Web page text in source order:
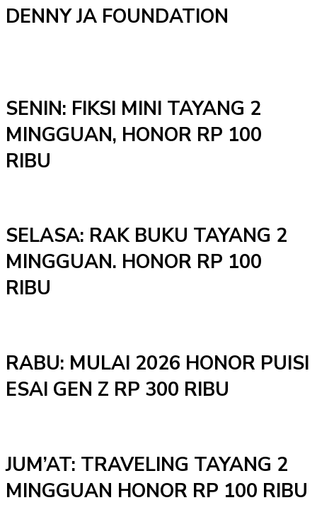
DENNY JA FOUNDATION
SENIN: FIKSI MINI TAYANG 2
MINGGUAN, HONOR RP 100
RIBU
SELASA: RAK BUKU TAYANG 2
MINGGUAN. HONOR RP 100
RIBU
RABU: MULAI 2026 HONOR PUISI
ESAI GEN Z RP 300 RIBU
JUM’AT: TRAVELING TAYANG 2
MINGGUAN HONOR RP 100 RIBU